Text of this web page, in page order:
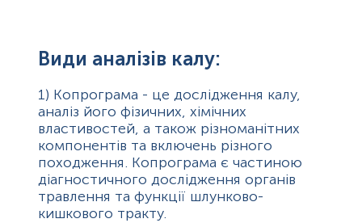
Види аналізів калу:
1) Копрограма - це дослідження калу,
аналіз його фізичних, хімічних
властивостей, а також різноманітних
компонентів та включень різного
походження. Копрограма є частиною
діагностичного дослідження органів
травлення та функції шлунково-
кишкового тракту.